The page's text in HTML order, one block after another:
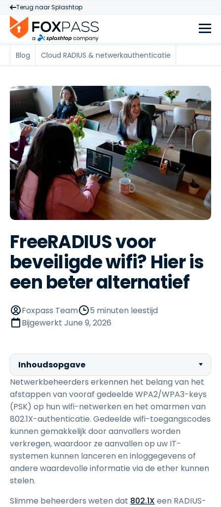
Terug naar Splashtop
Blog Cloud RADIUS & netwerkauthenticatie
FreeRADIUS voor
beveiligde wifi? Hier is
een beter alternatief
Foxpass Team
5 minuten leestijd
Bijgewerkt June 9, 2026
Inhoudsopgave
Netwerkbeheerders erkennen het belang van het
afstappen van vooraf gedeelde WPA2/WPA3-keys
(PSK) op hun wifi-netwerken en het omarmen van
802.1X-authenticatie. Gedeelde wifi-toegangscodes
kunnen gemakkelijk door aanvallers worden
verkregen, waardoor ze aanvallen op uw IT-
systemen kunnen lanceren en inloggegevens of
andere waardevolle informatie via de ether kunnen
stelen.
Slimme beheerders weten dat 802.1X een RADIUS-